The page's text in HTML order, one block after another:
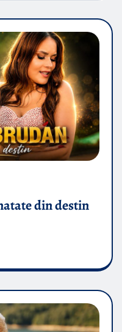
din destin